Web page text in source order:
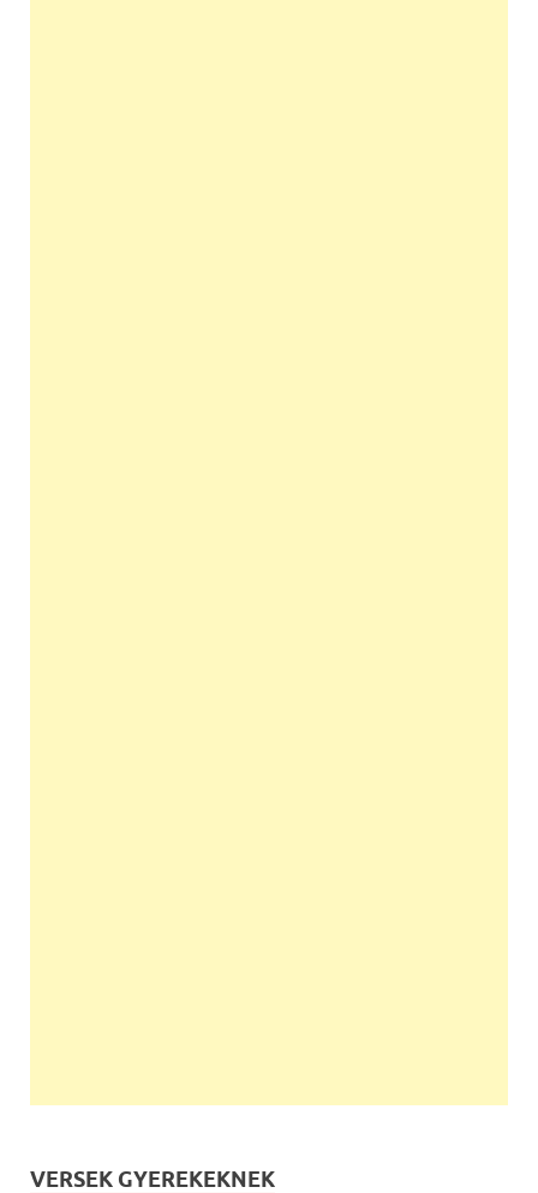
VERSEK GYEREKEKNEK